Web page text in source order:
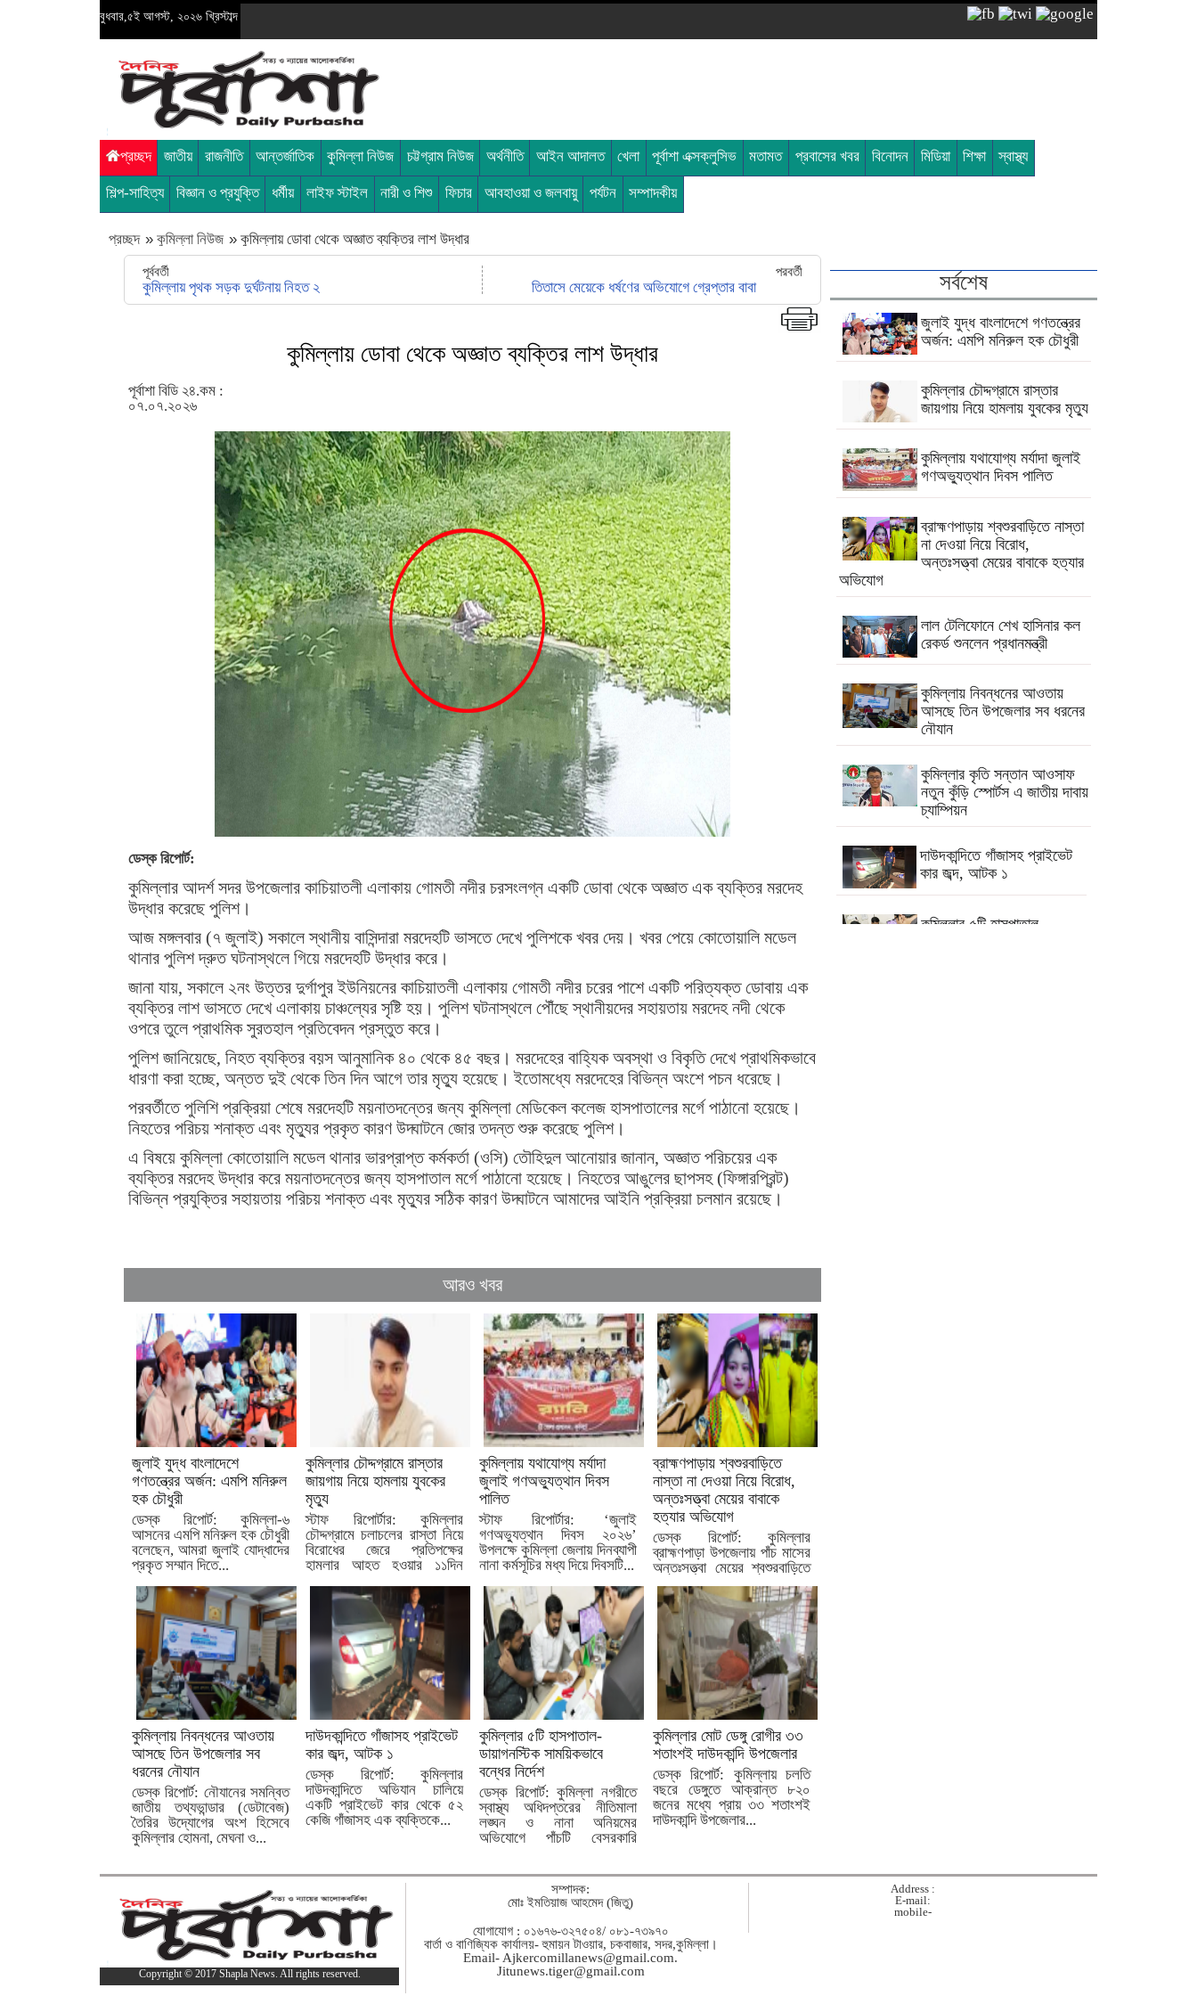
বুধবার,৫ই আগস্ট, ২০২৬ খ্রিস্টাব্দ
প্রচ্ছদ জাতীয় রাজনীতি আন্তর্জাতিক কুমিল্লা নিউজ চট্টগ্রাম নিউজ অর্থনীতি আইন আদালত খেলা পূর্বাশা এক্সক্লুসিভ মতামত প্রবাসের খবর বিনোদন মিডিয়া শিক্ষা স্বাস্থ্য
শিল্প-সাহিত্য বিজ্ঞান ও প্রযুক্তি ধর্মীয় লাইফ স্টাইল নারী ও শিশু ফিচার আবহাওয়া ও জলবায়ু পর্যটন সম্পাদকীয়
প্রচ্ছদ » কুমিল্লা নিউজ » কুমিল্লায় ডোবা থেকে অজ্ঞাত ব্যক্তির লাশ উদ্ধার
পূর্ববর্তী
কুমিল্লায় পৃথক সড়ক দুর্ঘটনায় নিহত ২
পরবর্তী
তিতাসে মেয়েকে ধর্ষণের অভিযোগে গ্রেপ্তার বাবা
কুমিল্লায় ডোবা থেকে অজ্ঞাত ব্যক্তির লাশ উদ্ধার
পূর্বাশা বিডি ২৪.কম :
০৭.০৭.২০২৬
ডেস্ক রিপোর্ট:
কুমিল্লার আদর্শ সদর উপজেলার কাচিয়াতলী এলাকায় গোমতী নদীর চরসংলগ্ন একটি ডোবা থেকে অজ্ঞাত এক ব্যক্তির মরদেহ
উদ্ধার করেছে পুলিশ।
আজ মঙ্গলবার (৭ জুলাই) সকালে স্থানীয় বাসিন্দারা মরদেহটি ভাসতে দেখে পুলিশকে খবর দেয়। খবর পেয়ে কোতোয়ালি মডেল
থানার পুলিশ দ্রুত ঘটনাস্থলে গিয়ে মরদেহটি উদ্ধার করে।
জানা যায়, সকালে ২নং উত্তর দুর্গাপুর ইউনিয়নের কাচিয়াতলী এলাকায় গোমতী নদীর চরের পাশে একটি পরিত্যক্ত ডোবায় এক
ব্যক্তির লাশ ভাসতে দেখে এলাকায় চাঞ্চল্যের সৃষ্টি হয়। পুলিশ ঘটনাস্থলে পৌঁছে স্থানীয়দের সহায়তায় মরদেহ নদী থেকে
ওপরে তুলে প্রাথমিক সুরতহাল প্রতিবেদন প্রস্তুত করে।
পুলিশ জানিয়েছে, নিহত ব্যক্তির বয়স আনুমানিক ৪০ থেকে ৪৫ বছর। মরদেহের বাহ্যিক অবস্থা ও বিকৃতি দেখে প্রাথমিকভাবে
ধারণা করা হচ্ছে, অন্তত দুই থেকে তিন দিন আগে তার মৃত্যু হয়েছে। ইতোমধ্যে মরদেহের বিভিন্ন অংশে পচন ধরেছে।
পরবর্তীতে পুলিশি প্রক্রিয়া শেষে মরদেহটি ময়নাতদন্তের জন্য কুমিল্লা মেডিকেল কলেজ হাসপাতালের মর্গে পাঠানো হয়েছে।
নিহতের পরিচয় শনাক্ত এবং মৃত্যুর প্রকৃত কারণ উদ্ঘাটনে জোর তদন্ত শুরু করেছে পুলিশ।
এ বিষয়ে কুমিল্লা কোতোয়ালি মডেল থানার ভারপ্রাপ্ত কর্মকর্তা (ওসি) তৌহিদুল আনোয়ার জানান, অজ্ঞাত পরিচয়ের এক
ব্যক্তির মরদেহ উদ্ধার করে ময়নাতদন্তের জন্য হাসপাতাল মর্গে পাঠানো হয়েছে। নিহতের আঙুলের ছাপসহ (ফিঙ্গারপ্রিন্ট)
বিভিন্ন প্রযুক্তির সহায়তায় পরিচয় শনাক্ত এবং মৃত্যুর সঠিক কারণ উদ্ঘাটনে আমাদের আইনি প্রক্রিয়া চলমান রয়েছে।
আরও খবর
জুলাই যুদ্ধ বাংলাদেশে
গণতন্ত্রের অর্জন: এমপি মনিরুল
হক চৌধুরী
ডেস্ক রিপোর্ট: কুমিল্লা-৬
আসনের এমপি মনিরুল হক চৌধুরী
বলেছেন, আমরা জুলাই যোদ্ধাদের
প্রকৃত সম্মান দিতে...
কুমিল্লার চৌদ্দগ্রামে রাস্তার
জায়গায় নিয়ে হামলায় যুবকের
মৃত্যু
স্টাফ রিপোর্টার: কুমিল্লার
চৌদ্দগ্রামে চলাচলের রাস্তা নিয়ে
বিরোধের জেরে প্রতিপক্ষের
হামলার আহত হওয়ার ১১দিন
কুমিল্লায় যথাযোগ্য মর্যাদা
জুলাই গণঅভ্যুত্থান দিবস
পালিত
স্টাফ রিপোর্টার: ‘জুলাই
গণঅভ্যুত্থান দিবস ২০২৬’
উপলক্ষে কুমিল্লা জেলায় দিনব্যাপী
নানা কর্মসূচির মধ্য দিয়ে দিবসটি...
ব্রাহ্মণপাড়ায় শ্বশুরবাড়িতে
নাস্তা না দেওয়া নিয়ে বিরোধ,
অন্তঃসত্ত্বা মেয়ের বাবাকে
হত্যার অভিযোগ
ডেস্ক রিপোর্ট: কুমিল্লার
ব্রাহ্মণপাড়া উপজেলায় পাঁচ মাসের
অন্তঃসত্ত্বা মেয়ের শ্বশুরবাড়িতে
নাস্তা না দেওয়া নিয়ে বিরোধের...
কুমিল্লায় নিবন্ধনের আওতায়
আসছে তিন উপজেলার সব
ধরনের নৌযান
ডেস্ক রিপোর্ট: নৌযানের সমন্বিত
জাতীয় তথ্যভান্ডার (ডেটাবেজ)
তৈরির উদ্যোগের অংশ হিসেবে
কুমিল্লার হোমনা, মেঘনা ও...
দাউদকান্দিতে গাঁজাসহ প্রাইভেট
কার জব্দ, আটক ১
ডেস্ক রিপোর্ট: কুমিল্লার
দাউদকান্দিতে অভিযান চালিয়ে
একটি প্রাইভেট কার থেকে ৫২
কেজি গাঁজাসহ এক ব্যক্তিকে...
কুমিল্লার ৫টি হাসপাতাল-
ডায়াগনস্টিক সাময়িকভাবে
বন্ধের নির্দেশ
ডেস্ক রিপোর্ট: কুমিল্লা নগরীতে
স্বাস্থ্য অধিদপ্তরের নীতিমালা
লঙ্ঘন ও নানা অনিয়মের
অভিযোগে পাঁচটি বেসরকারি
কুমিল্লার মোট ডেঙ্গু রোগীর ৩৩
শতাংশই দাউদকান্দি উপজেলার
ডেস্ক রিপোর্ট: কুমিল্লায় চলতি
বছরে ডেঙ্গুতে আক্রান্ত ৮২০
জনের মধ্যে প্রায় ৩৩ শতাংশই
দাউদকান্দি উপজেলার...
সর্বশেষ
জুলাই যুদ্ধ বাংলাদেশে গণতন্ত্রের
অর্জন: এমপি মনিরুল হক চৌধুরী
কুমিল্লার চৌদ্দগ্রামে রাস্তার
জায়গায় নিয়ে হামলায় যুবকের মৃত্যু
কুমিল্লায় যথাযোগ্য মর্যাদা জুলাই
গণঅভ্যুত্থান দিবস পালিত
ব্রাহ্মণপাড়ায় শ্বশুরবাড়িতে নাস্তা
না দেওয়া নিয়ে বিরোধ,
অন্তঃসত্ত্বা মেয়ের বাবাকে হত্যার
অভিযোগ
লাল টেলিফোনে শেখ হাসিনার কল
রেকর্ড শুনলেন প্রধানমন্ত্রী
কুমিল্লায় নিবন্ধনের আওতায়
আসছে তিন উপজেলার সব ধরনের
নৌযান
কুমিল্লার কৃতি সন্তান আওসাফ
নতুন কুঁড়ি স্পোর্টস এ জাতীয় দাবায়
চ্যাম্পিয়ন
দাউদকান্দিতে গাঁজাসহ প্রাইভেট
কার জব্দ, আটক ১
কুমিল্লার ৫টি হাসপাতাল-
স্বামীর অক্ষত মরদেহ
Copyright © 2017 Shapla News. All rights reserved.
সম্পাদক:
মোঃ ইমতিয়াজ আহমেদ (জিতু)
যোগাযোগ : ০১৬৭৬-৩২৭৫০৪/ ০৮১-৭৩৯৭০
বার্তা ও বাণিজ্যিক কার্যালয়- হুমায়ন টাওয়ার, চকবাজার, সদর,কুমিল্লা।
Email- Ajkercomillanews@gmail.com.
Jitunews.tiger@gmail.com
Address :
E-mail:
mobile-